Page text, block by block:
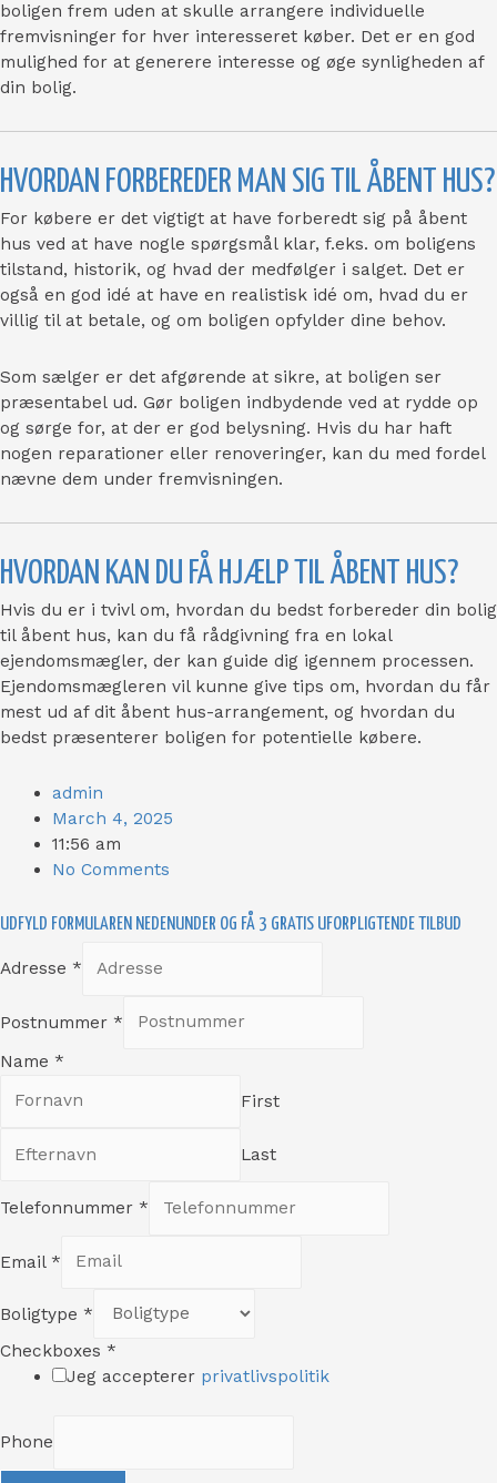
boligen frem uden at skulle arrangere individuelle
fremvisninger for hver interesseret køber. Det er en god
mulighed for at generere interesse og øge synligheden af
din bolig.
HVORDAN FORBEREDER MAN SIG TIL ÅBENT HUS?
For købere er det vigtigt at have forberedt sig på åbent
hus ved at have nogle spørgsmål klar, f.eks. om boligens
tilstand, historik, og hvad der medfølger i salget. Det er
også en god idé at have en realistisk idé om, hvad du er
villig til at betale, og om boligen opfylder dine behov.
Som sælger er det afgørende at sikre, at boligen ser
præsentabel ud. Gør boligen indbydende ved at rydde op
og sørge for, at der er god belysning. Hvis du har haft
nogen reparationer eller renoveringer, kan du med fordel
nævne dem under fremvisningen.
HVORDAN KAN DU FÅ HJÆLP TIL ÅBENT HUS?
Hvis du er i tvivl om, hvordan du bedst forbereder din bolig
til åbent hus, kan du få rådgivning fra en lokal
ejendomsmægler, der kan guide dig igennem processen.
Ejendomsmægleren vil kunne give tips om, hvordan du får
mest ud af dit åbent hus-arrangement, og hvordan du
bedst præsenterer boligen for potentielle købere.
admin
March 4, 2025
11:56 am
No Comments
UDFYLD FORMULAREN NEDENUNDER OG FÅ 3 GRATIS UFORPLIGTENDE TILBUD
Adresse *
Postnummer *
Name *
First
Last
Telefonnummer *
Email *
Boligtype *
Checkboxes *
Jeg accepterer privatlivspolitik
Phone